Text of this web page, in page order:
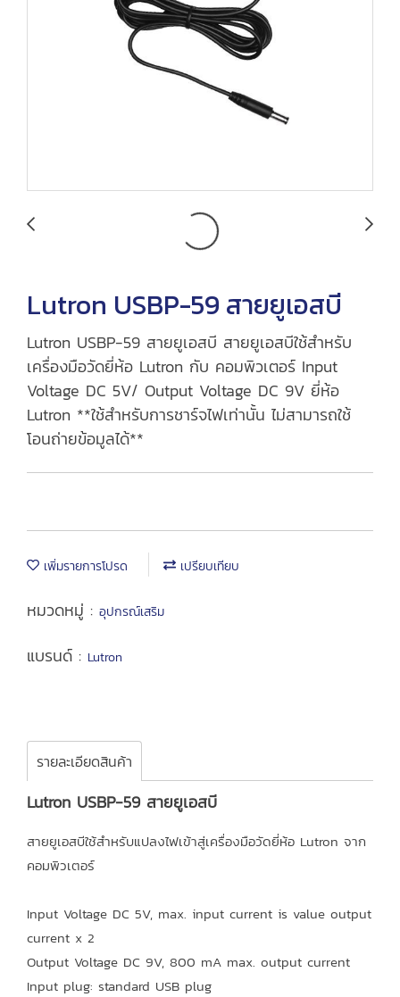
Lutron USBP-59 สายยูเอสบี
Lutron USBP-59 สายยูเอสบี สายยูเอสบีใช้สำหรับ
เครื่องมือวัดยี่ห้อ Lutron กับ คอมพิวเตอร์ Input
Voltage DC 5V/ Output Voltage DC 9V ยี่ห้อ
Lutron **ใช้สำหรับการชาร์จไฟเท่านั้น ไม่สามารถใช้
โอนถ่ายข้อมูลได้**
เพิ่มรายการโปรด เปรียบเทียบ
หมวดหมู่ : อุปกรณ์เสริม
แบรนด์ : Lutron
รายละเอียดสินค้า
Lutron USBP-59 สายยูเอสบี
สายยูเอสบีใช้สำหรับแปลงไฟเข้าสู่เครื่องมือวัดยี่ห้อ Lutron จาก
คอมพิวเตอร์
Input Voltage DC 5V, max. input current is value output
current x 2
Output Voltage DC 9V, 800 mA max. output current
Input plug: standard USB plug